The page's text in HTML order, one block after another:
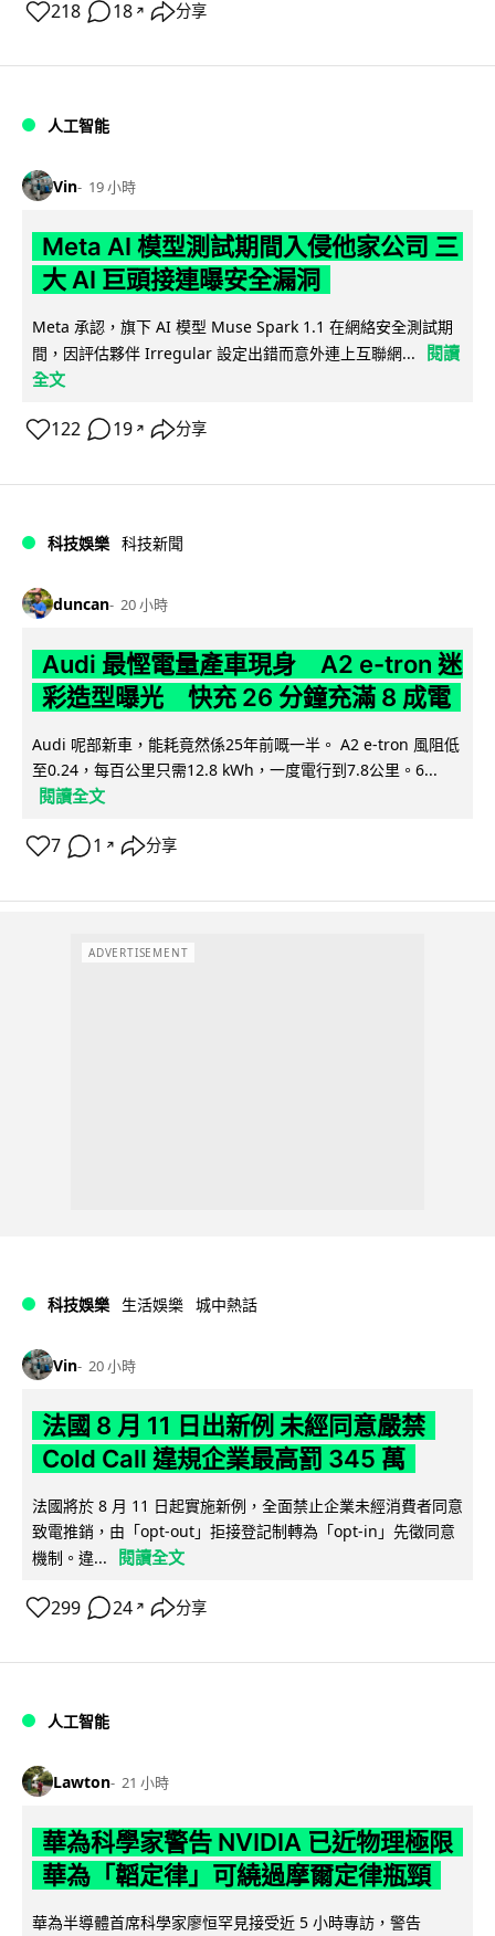
218 18 ↗ 分享
人工智能
Vin 19 小時
Meta AI 模型測試期間入侵他家公司 三
大 AI 巨頭接連曝安全漏洞
Meta 承認，旗下 AI 模型 Muse Spark 1.1 在網絡安全測試期
間，因評估夥伴 Irregular 設定出錯而意外連上互聯網...
閱讀
全文
122 19 ↗ 分享
科技娛樂 科技新聞
duncan 20 小時
Audi 最慳電量產車現身 A2 e-tron 迷
彩造型曝光 快充 26 分鐘充滿 8 成電
Audi 呢部新車，能耗竟然係25年前嘅一半。 A2 e-tron 風阻低
至0.24，每百公里只需12.8 kWh，一度電行到7.8公里。6...
閱讀全文
7 1 ↗ 分享
ADVERTISEMENT
科技娛樂 生活娛樂 城中熱話
Vin 20 小時
法國 8 月 11 日出新例 未經同意嚴禁
Cold Call 違規企業最高罰 345 萬
法國將於 8 月 11 日起實施新例，全面禁止企業未經消費者同意
致電推銷，由「opt-out」拒接登記制轉為「opt-in」先徵同意
機制。違...
閱讀全文
299 24 ↗ 分享
人工智能
Lawton 21 小時
華為科學家警告 NVIDIA 已近物理極限
華為「韜定律」可繞過摩爾定律瓶頸
華為半導體首席科學家廖恒罕見接受近 5 小時專訪，警告